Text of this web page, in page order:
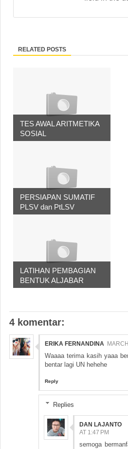
RELATED POSTS
TES AWAL ARITMETIKA
SOSIAL
PERSIAPAN SUMATIF
PLSV dan PtLSV
LATIHAN PEMBAGIAN
BENTUK ALJABAR
4 komentar:
ERIKA FERNANDINA
Waaaa terima kasih yaaa
bentar lagi UN hehehe
Reply
Replies
DAN LAJANTO
AT 1:47 PM
semoga